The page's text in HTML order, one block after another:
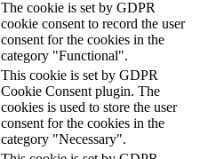
The cookie is set by GDPR
cookie consent to record the user
consent for the cookies in the
category "Functional".
This cookie is set by GDPR
Cookie Consent plugin. The
cookies is used to store the user
consent for the cookies in the
category "Necessary".